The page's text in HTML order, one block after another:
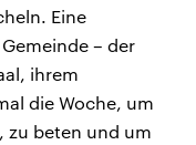
Eine
– der
ihrem
die Woche, um
zu beten und um